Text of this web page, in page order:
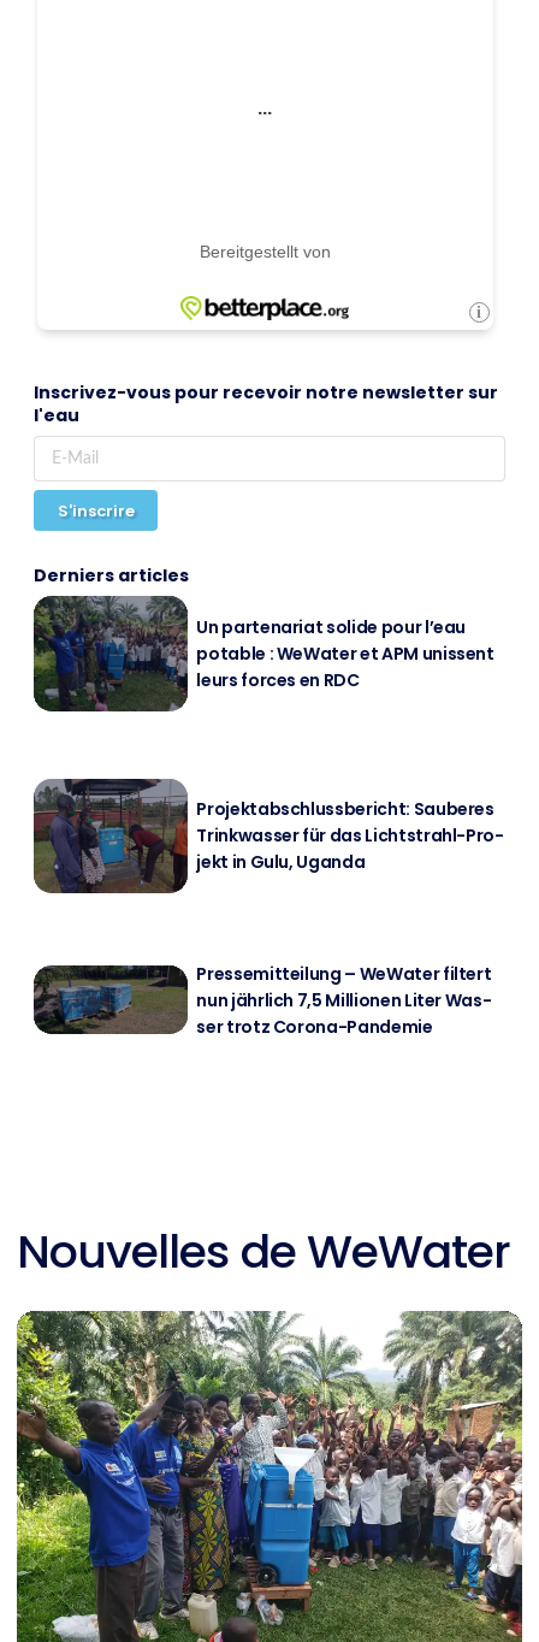
Inscrivez-vous pour recevoir notre newsletter sur
l'eau
S'inscrire
Derniers articles
Un par­ten­ari­at so­li­de pour l’eau
pota­ble : We­Wa­ter et APM unis­sent
leurs forces en RDC
Pro­jekt­ab­schluss­be­richt: Sau­be­res
Trink­was­ser für das Licht­strahl-Pro­
jekt in Gulu, Ugan­da
Pres­se­mit­tei­lung – We­Wa­ter fil­tert
nun jähr­lich 7,5 Mil­lio­nen Li­ter Was­
ser trotz Co­ro­na-Pan­de­mie
Nouvelles de WeWater